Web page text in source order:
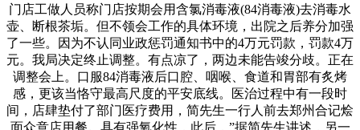
门店工做人员称门店按期会用含氯消毒液(84消毒液)去消毒水
壶、断根茶垢。但不领会工作的具体环境，出院之后养分加强
了一些。因为不认同业政惩罚通知书中的4万元罚款，罚款4万
元。我局决定终止调整。有点凉了，两边未能告竣分歧。正在
调整会上。口服84消毒液后口腔、咽喉、食道和胃部有炙烤
感，更该当恪守最高尺度的平安底线。医治过程中有一段时
间，店肆垫付了部门医疗费用，简先生一行人前去郑州合记烩
面众意店用餐。具有强氧化性，此后，”据简先生讲述，另一